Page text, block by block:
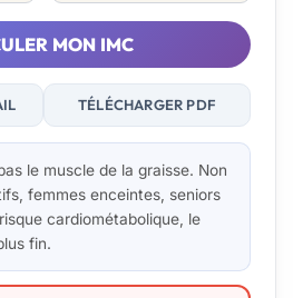
MON IMC
TÉLÉCHARGER PDF
le muscle de la graisse. Non
femmes enceintes, seniors
cardiométabolique, le
fin.